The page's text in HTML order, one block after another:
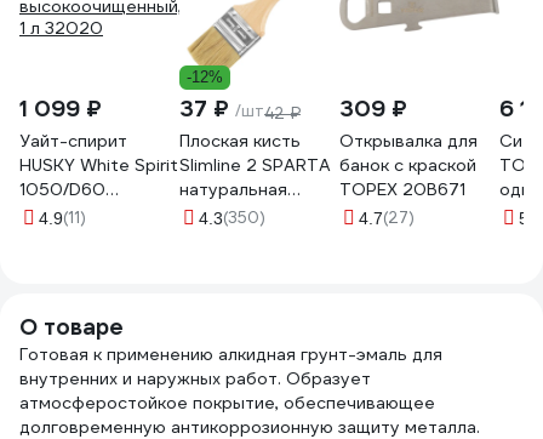
1 099 ₽
Уайт-спирит
HUSKY White Spirit
1050/D60
высокоочищенный,
4.9(11)
-12%
37 ₽ /шт42 ₽
Плоская кисть
Slimline 2 SPARTA
натуральная
щетина,
4.3(350)
309 ₽
Открывалка для
банок с краской
TOPEX 20B671
4.7(27)
6
мкм
5
О товаре
Готовая к применению алкидная грунт-эмаль для
внутренних и наружных работ. Образует
атмосферостойкое покрытие, обеспечивающее
долговременную антикоррозионную защиту металла.